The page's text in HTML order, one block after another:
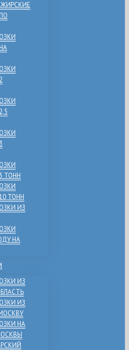
ТОНН
ТОНН
ИЗ
НА
ИЗ
ИЗ
НА